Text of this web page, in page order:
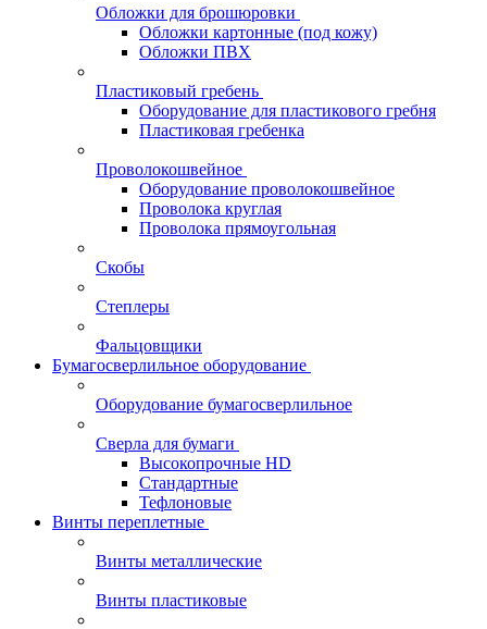
Обложки для брошюровки
Обложки картонные (под кожу)
Обложки ПВХ
Пластиковый гребень
Оборудование для пластикового гребня
Пластиковая гребенка
Проволокошвейное
Оборудование проволокошвейное
Проволока круглая
Проволока прямоугольная
Скобы
Степлеры
Фальцовщики
Бумагосверлильное оборудование
Оборудование бумагосверлильное
Сверла для бумаги
Высокопрочные HD
Стандартные
Тефлоновые
Винты переплетные
Винты металлические
Винты пластиковые